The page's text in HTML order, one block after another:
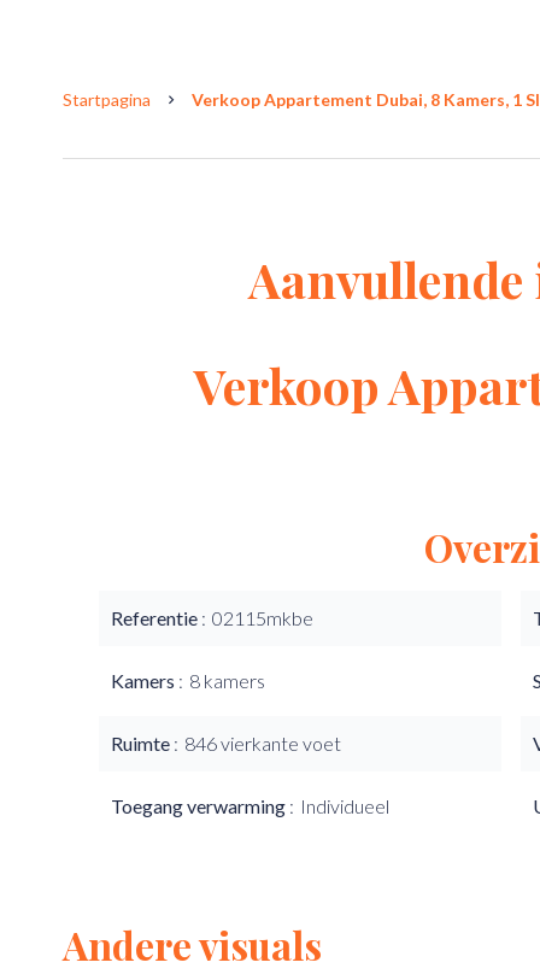
Startpagina Verkoop Appartement Dubai, 8 Kamers, 1
Verkoop
Referentie 02115mkbe
Kamers 8 kamers
Ruimte 846 vierkante voet
Toegang verwarming Individueel
Andere visuals